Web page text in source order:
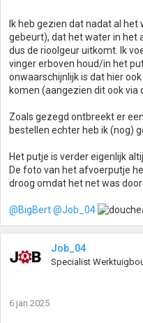
Ik heb gezien dat nadat al
gebeurt), dat het water in het
dus de rioolgeur uitkomt. Ik
vinger erboven houd/in het
onwaarschijnlijk is dat hier
komen (aangezien dit ook
Zoals gezegd ontbreekt er
bestellen echter heb ik (nog)
Het putje is verder eigenlijk
De foto van het afvoerputje
droog omdat het net was
@BigBert@Job_04
Job_04
Specialist
6 jan 2025